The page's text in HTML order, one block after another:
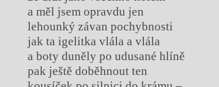
a měl jsem opravdu jen
lehounký závan pochybnosti
jak ta igelitka vlála a vlála
a boty duněly po udusané hlíně
pak ještě doběhnout ten